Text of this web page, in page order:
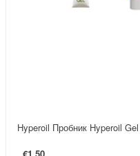
Hyperoil Пробник Hyperoil